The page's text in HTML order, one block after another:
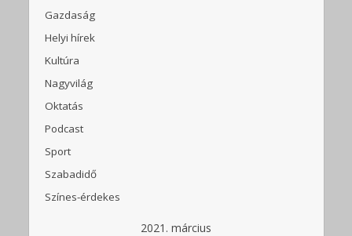
Gazdaság
Helyi hírek
Kultúra
Nagyvilág
Oktatás
Podcast
Sport
Szabadidő
Színes-érdekes
2021. március